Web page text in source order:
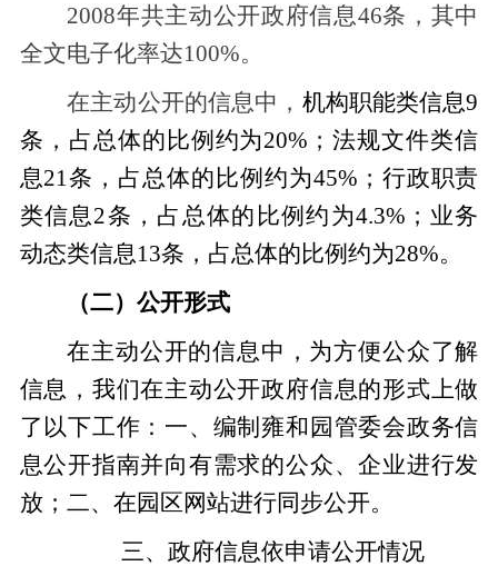
2008年共主动公开政府信息46条，其中
全文电子化率达100%。
在主动公开的信息中， 机构职能类信息9
条，占总体的比例约为20%；法规文件类信
息21条，占总体的比例约为45%；行政职责
类信息2条，占总体的比例约为4.3%；业务
动态类信息13条，占总体的比例约为28%。
（二）公开形式
在主动公开的信息中，为方便公众了解
信息，我们在主动公开政府信息的形式上做
了以下工作：一、编制雍和园管委会政务信
息公开指南并向有需求的公众、企业进行发
放；二、在园区网站进行同步公开。
三、政府信息依申请公开情况